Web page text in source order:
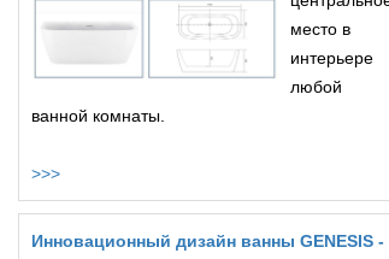
место в
интерьере
любой
ванной комнаты.
>>>
Инновационный дизайн ванны GENESIS -